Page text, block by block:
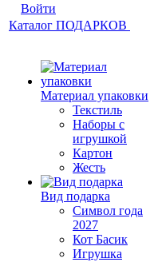
Войти
Каталог ПОДАРКОВ
Материал упаковки
Текстиль
Наборы с
игрушкой
Картон
Жесть
Вид подарка
Символ года
2027
Кот Басик
Игрушка